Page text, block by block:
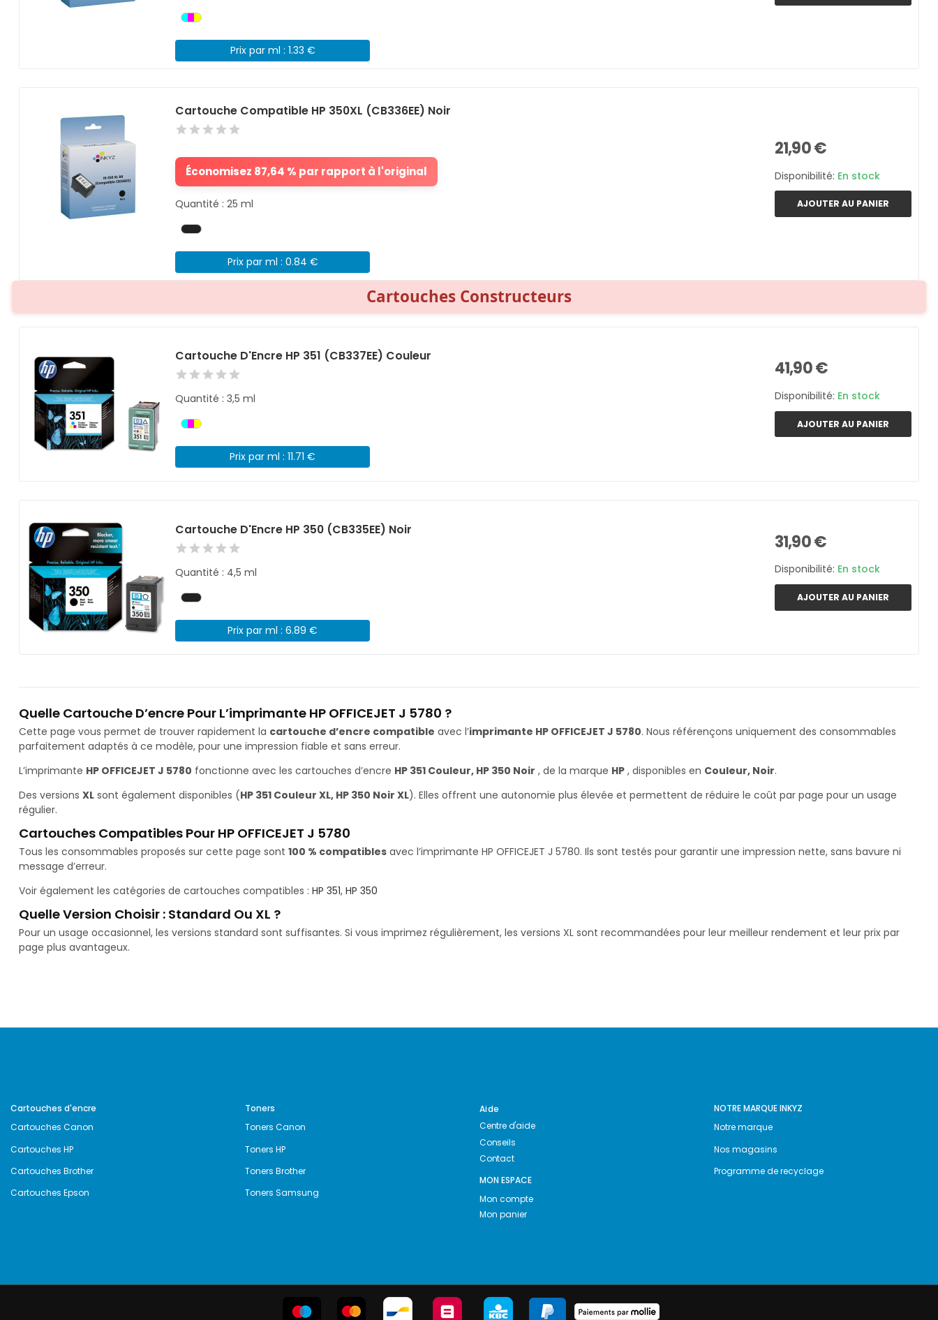
Prix par ml : 1.33 €
Cartouche Compatible HP 350XL (CB336EE) Noir
Économisez 87,64 % par rapport à l'original
Quantité : 25 ml
Prix par ml : 0.84 €
21,90 €
Disponibilité: En stock
AJOUTER AU PANIER
Cartouches Constructeurs
Cartouche D'Encre HP 351 (CB337EE) Couleur
Quantité : 3,5 ml
Prix par ml : 11.71 €
41,90 €
Disponibilité: En stock
AJOUTER AU PANIER
Cartouche D'Encre HP 350 (CB335EE) Noir
Quantité : 4,5 ml
Prix par ml : 6.89 €
31,90 €
Disponibilité: En stock
AJOUTER AU PANIER
Quelle Cartouche D’encre Pour L’imprimante HP OFFICEJET J 5780 ?
Cette page vous permet de trouver rapidement la cartouche d’encre compatible avec l’imprimante HP OFFICEJET J 5780. Nous référençons uniquement des consommables
parfaitement adaptés à ce modèle, pour une impression fiable et sans erreur.
L’imprimante HP OFFICEJET J 5780 fonctionne avec les cartouches d’encre HP 351 Couleur, HP 350 Noir , de la marque HP , disponibles en Couleur, Noir.
Des versions XL sont également disponibles (HP 351 Couleur XL, HP 350 Noir XL). Elles offrent une autonomie plus élevée et permettent de réduire le coût par page pour un usage
régulier.
Cartouches Compatibles Pour HP OFFICEJET J 5780
Tous les consommables proposés sur cette page sont 100 % compatibles avec l’imprimante HP OFFICEJET J 5780. Ils sont testés pour garantir une impression nette, sans bavure ni
message d’erreur.
Voir également les catégories de cartouches compatibles : HP 351, HP 350
Quelle Version Choisir : Standard Ou XL ?
Pour un usage occasionnel, les versions standard sont suffisantes. Si vous imprimez régulièrement, les versions XL sont recommandées pour leur meilleur rendement et leur prix par
page plus avantageux.
Cartouches d'encre
Cartouches Canon
Cartouches HP
Cartouches Brother
Cartouches Epson
Toners
Toners Canon
Toners HP
Toners Brother
Toners Samsung
Aide
Centre d'aide
Conseils
Contact
MON ESPACE
Mon compte
Mon panier
NOTRE MARQUE INKYZ
Notre marque
Nos magasins
Programme de recyclage